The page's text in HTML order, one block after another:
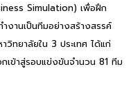
Simulation) เพื่อฝึก
ำงานเป็นทีมอย่างสร้างสรรค์
ทยาลัยใน 3 ประเทศ ได้แก่
เข้าสู่รอบแข่งขันจำนวน 81 ทีม